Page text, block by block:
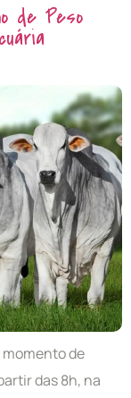
de Peso
de
das 8h, na